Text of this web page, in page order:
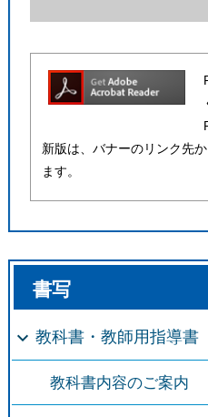
新版は、バナーのリンク先
ます。
書写
教科書・教師用指導書
教科書内容のご案内